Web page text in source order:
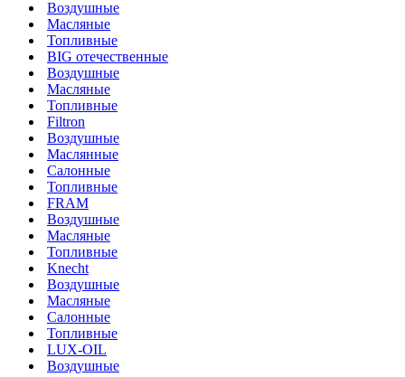
Воздушные
Масляные
Топливные
BIG отечественные
Воздушные
Масляные
Топливные
Filtron
Воздушные
Маслянные
Салонные
Топливные
FRAM
Воздушные
Масляные
Топливные
Knecht
Воздушные
Масляные
Салонные
Топливные
LUX-OIL
Воздушные